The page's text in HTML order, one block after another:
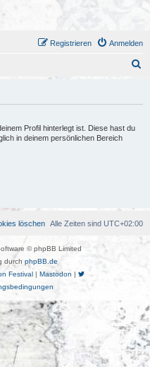
Anmelden
Registrieren
Profil hinterlegt ist. Diese hast du
in deinem persönlichen Bereich
Alle Zeiten sind UTC+02:00
löschen
© phpBB Limited
durch phpBB.de
Festival | Mastodon |